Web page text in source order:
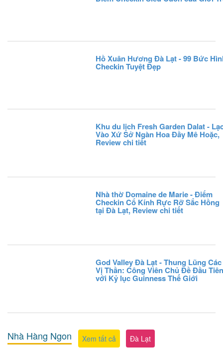
Hồ Xuân Hương Đà Lạt - 99 Bức
Checkin Tuyệt Đẹp
Khu du lịch Fresh Garden Dalat -
Vào Xứ Sở Ngàn Hoa Đầy Mê Hoặc,
Review chi tiết
Nhà thờ Domaine de Marie - Điểm
Checkin Cổ Kính Rực Rỡ Sắc Hồng
tại Đà Lạt, Review chi tiết
God Valley Đà Lạt - Thung Lũng Các
Vị Thần: Công Viên Chủ Đề Đầu Tiên
với Kỷ lục Guinness Thế Giới
Nhà Hàng Ngon Xem tất cả Đà Lạt